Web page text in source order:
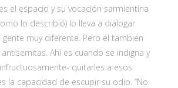
el espacio y su vocación sarmientina
lo describió) lo lleva a dialogar
gente muy diferente. Pero él también
Ahí es cuando se indigna y
quitarles a esos
la capacidad de escupir su odio. “No